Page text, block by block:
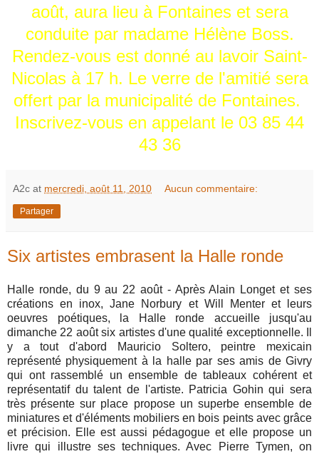
août, aura lieu à Fontaines et sera
conduite par madame Hélène Boss.
Rendez-vous est donné au lavoir Saint-
Nicolas à 17 h. Le verre de l'amitié sera
offert par la municipalité de Fontaines.
Inscrivez-vous en appelant le 03 85 44
43 36
A2c at mercredi, août 11, 2010 Aucun commentaire:
Partager
Six artistes embrasent la Halle ronde
Halle ronde, du 9 au 22 août - Après Alain Longet et ses
créations en inox, Jane Norbury et Will Menter et leurs
oeuvres poétiques, la Halle ronde accueille jusqu'au
dimanche 22 août six artistes d'une qualité exceptionnelle. Il
y a tout d'abord Mauricio Soltero, peintre mexicain
représenté physiquement à la halle par ses amis de Givry
qui ont rassemblé un ensemble de tableaux cohérent et
représentatif du talent de l'artiste. Patricia Gohin qui sera
très présente sur place propose un superbe ensemble de
miniatures et d'éléments mobiliers en bois peints avec grâce
et précision. Elle est aussi pédagogue et elle propose un
livre qui illustre ses techniques. Avec Pierre Tymen, on